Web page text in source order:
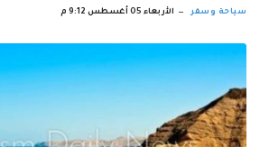
سياحة وسفر الأربعاء 05 أغسطس 9:12 م